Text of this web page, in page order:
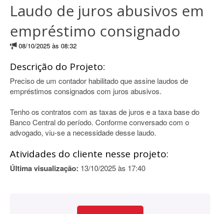
Laudo de juros abusivos em
empréstimo consignado
08/10/2025 às 08:32
Descrição do Projeto:
Preciso de um contador habilitado que assine laudos de
empréstimos consignados com juros abusivos.
Tenho os contratos com as taxas de juros e a taxa base do
Banco Central do período. Conforme conversado com o
advogado, viu-se a necessidade desse laudo.
Atividades do cliente nesse projeto:
Última visualização: 13/10/2025 às 17:40